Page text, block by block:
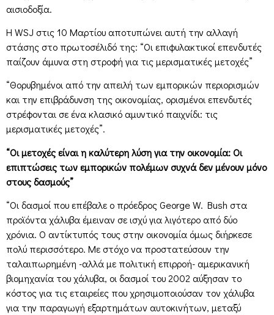
αισιοδοξία.
Η WSJ στις 10 Μαρτίου αποτυπώνει αυτή την αλλαγή
στάσης στο πρωτοσέλιδό της: “Οι επιφυλακτικοί επενδυτές
παίζουν άμυνα στη στροφή για τις μερισματικές μετοχές”
“Θορυβημένοι από την απειλή των εμπορικών περιορισμών
και την επιβράδυνση της οικονομίας, ορισμένοι επενδυτές
στρέφονται σε ένα κλασικό αμυντικό παιχνίδι: τις
μερισματικές μετοχές”.
“Οι μετοχές είναι η καλύτερη λύση για την οικονομία: Οι
επιπτώσεις των εμπορικών πολέμων συχνά δεν μένουν μόνο
στους δασμούς”
“Οι δασμοί που επέβαλε ο πρόεδρος George W. Bush στα
προϊόντα χάλυβα έμειναν σε ισχύ για λιγότερο από δύο
χρόνια. Ο αντίκτυπός τους στην οικονομία όμως διήρκεσε
πολύ περισσότερο. Με στόχο να προστατεύσουν την
ταλαιπωρημένη -αλλά με πολιτική επιρροή- αμερικανική
βιομηχανία του χάλυβα, οι δασμοί του 2002 αύξησαν το
κόστος για τις εταιρείες που χρησιμοποιούσαν τον χάλυβα
για την παραγωγή εξαρτημάτων αυτοκινήτων, μεταξύ